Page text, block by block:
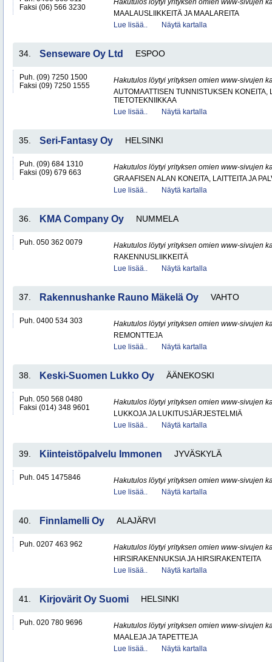
Faksi (06) 566 3230
Hakutulos löytyi yrityksen omien www-sivujen
MAALAUSLIIKKEITÄ JA MAALAREITA
Lue lisää..
Näytä kartalla
34. Senseware Oy Ltd ESPOO
Puh. (09) 7250 1500
Faksi (09) 7250 1555
Hakutulos löytyi yrityksen omien www-sivujen
AUTOMAATTISEN TUNNISTUKSEN KONEITA,
TIETOTEKNIIKKAA
Lue lisää..
Näytä kartalla
35. Seri-Fantasy Oy HELSINKI
Puh. (09) 684 1310
Faksi (09) 679 663
Hakutulos löytyi yrityksen omien www-sivujen
GRAAFISEN ALAN KONEITA, LAITTEITA JA
Lue lisää..
Näytä kartalla
36. KMA Company Oy NUMMELA
Puh. 050 362 0079
Hakutulos löytyi yrityksen omien www-sivujen
RAKENNUSLIIKKEITÄ
Lue lisää..
Näytä kartalla
37. Rakennushanke Rauno Mäkelä Oy VAHTO
Puh. 0400 534 303
Hakutulos löytyi yrityksen omien www-sivujen
REMONTTEJA
Lue lisää..
Näytä kartalla
38. Keski-Suomen Lukko Oy ÄÄNEKOSKI
Puh. 050 568 0480
Faksi (014) 348 9601
Hakutulos löytyi yrityksen omien www-sivujen
LUKKOJA JA LUKITUSJÄRJESTELMIÄ
Lue lisää..
Näytä kartalla
39. Kiinteistöpalvelu Immonen JYVÄSKYLÄ
Puh. 045 1475846
Hakutulos löytyi yrityksen omien www-sivujen
Lue lisää..
Näytä kartalla
40. Finnlamelli Oy ALAJÄRVI
Puh. 0207 463 962
Hakutulos löytyi yrityksen omien www-sivujen
HIRSIRAKENNUKSIA JA HIRSIRAKENTEITA
Lue lisää..
Näytä kartalla
41. Kirjovärit Oy Suomi HELSINKI
Puh. 020 780 9696
Hakutulos löytyi yrityksen omien www-sivujen
MAALEJA JA TAPETTEJA
Lue lisää..
Näytä kartalla